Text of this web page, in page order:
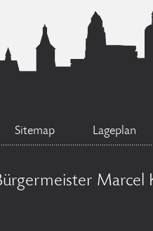
Sitemap Lageplan
Marcel